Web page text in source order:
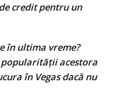
credit pentru un
în ultima vreme?
popularității acestora
în Vegas dacă nu